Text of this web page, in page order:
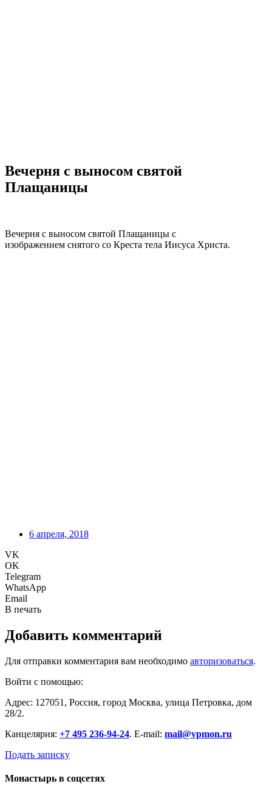
Вечерня с выносом святой
Плащаницы
Вечерня с выносом святой Плащаницы с
изображением снятого со Креста тела Иисуса Христа.
6 апреля, 2018
VK
OK
Telegram
WhatsApp
Email
В печать
Добавить комментарий
Для отправки комментария вам необходимо авторизоваться.
Войти с помощью:
Адрес: 127051, Россия, город Москва, улица Петровка, дом
28/2.
Канцелярия: +7 495 236-94-24. E-mail: mail@vpmon.ru
Подать записку
Монастырь в соцсетях